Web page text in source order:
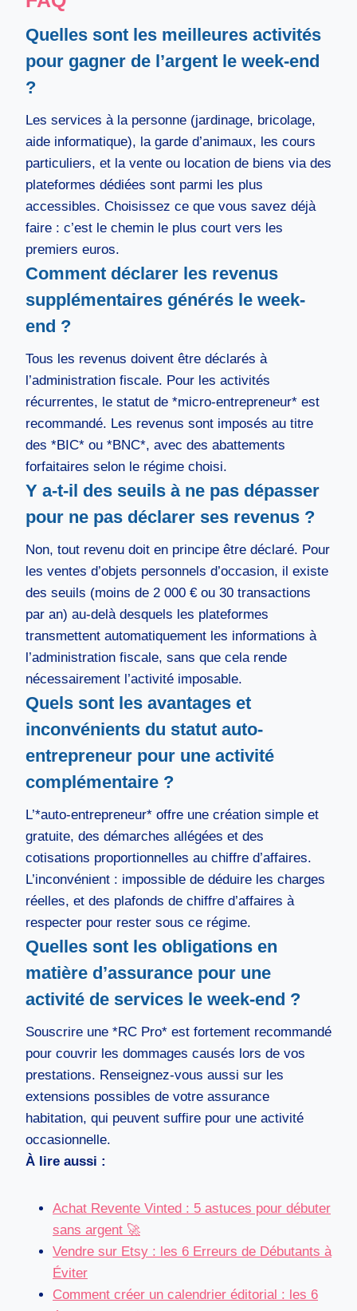
Quelles sont les meilleures activités
pour gagner de l’argent le week-end
?
Les services à la personne (jardinage, bricolage,
aide informatique), la garde d’animaux, les cours
particuliers, et la vente ou location de biens via des
plateformes dédiées sont parmi les plus
accessibles. Choisissez ce que vous savez déjà
faire : c’est le chemin le plus court vers les
premiers euros.
Comment déclarer les revenus
supplémentaires générés le week-
end ?
Tous les revenus doivent être déclarés à
l’administration fiscale. Pour les activités
récurrentes, le statut de *micro-entrepreneur* est
recommandé. Les revenus sont imposés au titre
des *BIC* ou *BNC*, avec des abattements
forfaitaires selon le régime choisi.
Y a-t-il des seuils à ne pas dépasser
pour ne pas déclarer ses revenus ?
Non, tout revenu doit en principe être déclaré. Pour
les ventes d’objets personnels d’occasion, il existe
des seuils (moins de 2 000 € ou 30 transactions
par an) au-delà desquels les plateformes
transmettent automatiquement les informations à
l’administration fiscale, sans que cela rende
nécessairement l’activité imposable.
Quels sont les avantages et
inconvénients du statut auto-
entrepreneur pour une activité
complémentaire ?
L’*auto-entrepreneur* offre une création simple et
gratuite, des démarches allégées et des
cotisations proportionnelles au chiffre d’affaires.
L’inconvénient : impossible de déduire les charges
réelles, et des plafonds de chiffre d’affaires à
respecter pour rester sous ce régime.
Quelles sont les obligations en
matière d’assurance pour une
activité de services le week-end ?
Souscrire une *RC Pro* est fortement recommandé
pour couvrir les dommages causés lors de vos
prestations. Renseignez-vous aussi sur les
extensions possibles de votre assurance
habitation, qui peuvent suffire pour une activité
occasionnelle.
À lire aussi :
Achat Revente Vinted : 5 astuces pour débuter
sans argent 🚀
Vendre sur Etsy : les 6 Erreurs de Débutants à
Éviter
Comment créer un calendrier éditorial : les 6